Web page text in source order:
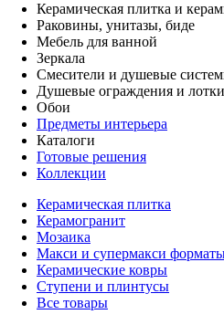
Керамическая плитка и
Раковины, унитазы, биде
Мебель для ванной
Зеркала
Смесители и душевые
Душевые ограждения и лотки
Обои
Предметы интерьера
Каталоги
Готовые решения
Коллекции
Керамическая плитка
Керамогранит
Мозаика
Макси и супермакси
Керамические ковры
Ступени и плинтусы
Все товары